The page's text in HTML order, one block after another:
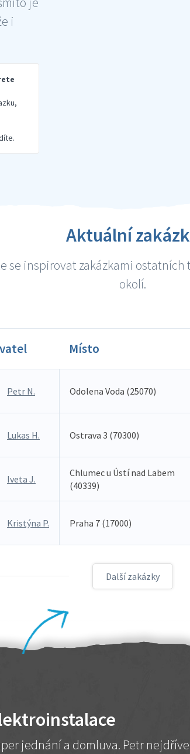
i
Aktuální
se inspirovat zakázkami ostatních
okolí.
Místo
Petr N. Odolena Voda (25070)
Lukas H. Ostrava 3 (70300)
Iveta J.
Chlumec u Ústí nad Labem
(40339)
Kristýna P. Praha 7 (17000)
Další zakázky
jednání a domluva. Petr